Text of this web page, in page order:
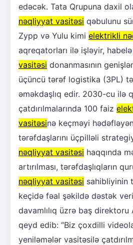
edəcək. Tata Qrupuna daxil
nəqliyyat vasitəsi qəbulunu
Zypp və Yulu kimi elektrikli
aqreqatorları ilə işləyir, habelə
vasitəsi donanmasının
üçüncü tərəf logistika (3PL)
əməkdaşlıq edir. 2030-cu ilə
çatdırılmalarında 100 faiz
vasitəsinə keçməyi
tərəfdaşlarını üçpilləli
nəqliyyat vasitəsi haqqında
artırılması, tərəfdaşlıqların
nəqliyyat vasitəsi sahibliyinin
keçidə fəal şəkildə dəstək
davamlılıq üzrə baş direktoru
qeyd edib: “Biz çoxdilli
yeniləmələr vasitəsilə